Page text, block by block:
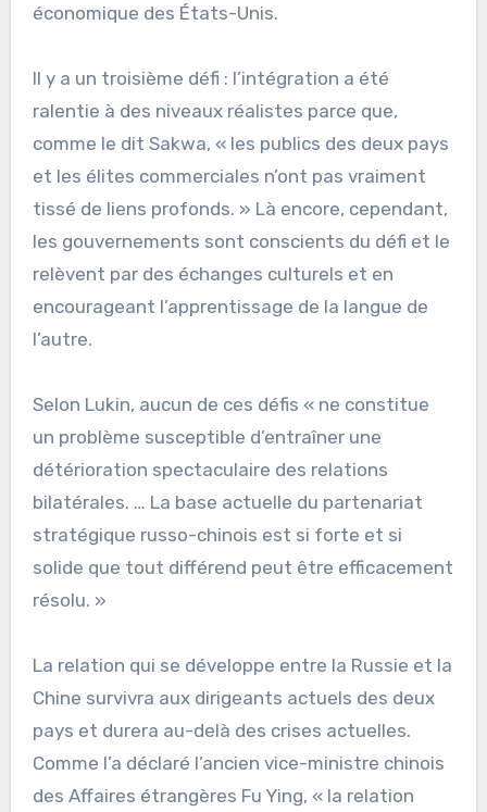
économique des États-Unis.
Il y a un troisième défi : l’intégration a été
ralentie à des niveaux réalistes parce que,
comme le dit Sakwa, « les publics des deux pays
et les élites commerciales n’ont pas vraiment
tissé de liens profonds. » Là encore, cependant,
les gouvernements sont conscients du défi et le
relèvent par des échanges culturels et en
encourageant l’apprentissage de la langue de
l’autre.
Selon Lukin, aucun de ces défis « ne constitue
un problème susceptible d’entraîner une
détérioration spectaculaire des relations
bilatérales. … La base actuelle du partenariat
stratégique russo-chinois est si forte et si
solide que tout différend peut être efficacement
résolu. »
La relation qui se développe entre la Russie et la
Chine survivra aux dirigeants actuels des deux
pays et durera au-delà des crises actuelles.
Comme l’a déclaré l’ancien vice-ministre chinois
des Affaires étrangères Fu Ying, « la relation